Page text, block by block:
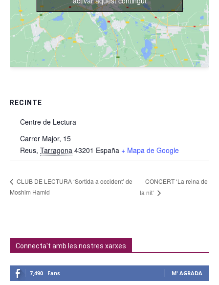
RECINTE
Centre de Lectura
Carrer Major, 15
Reus, Tarragona 43201 España + Mapa de Google
CLUB DE LECTURA ‘Sortida a occident’ de
Moshim Hamid
CONCERT ‘La reina de
la nit’
Connecta't amb les nostres xarxes
7,490 Fans M' AGRADA